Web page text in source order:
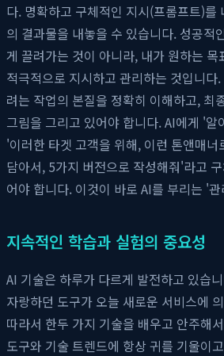
다. 명확하고 구체적인 지시(프롬프트)를
의 결과물을 내놓을 수 있습니다. 성공적인
게 끌려가는 것이 아니라, 내가 원하는
적극적으로 지시하고 관리하는 것입니다
려는 작업의 본질을 정확히 이해하고, 최
그림을 그리고 있어야 합니다. AI에게 '
'이러한 타겟 고객을 위해, 이런 톤앤매너
담아서, 5가지 버전으로 작성해줘'라고
어야 합니다. 이것이 바로 AI를 부리는 '
지속적인 학습과 실험의 중요성
AI 기술은 하루가 다르게 발전하고 있습
자랑하던 도구가 오늘 새로운 서비스에
따라서 한두 가지 기술을 배우고 안주해
도구와 기술 트렌드에 항상 귀를 기울이